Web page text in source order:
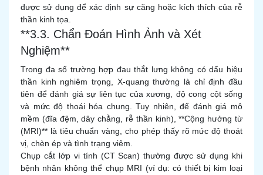
được sử dụng để xác định sự căng hoặc kích thích của rễ
thần kinh tọa.
**3.3. Chẩn Đoán Hình Ảnh và Xét
Nghiệm**
Trong đa số trường hợp đau thắt lưng không có dấu hiệu
thần kinh nghiêm trọng, X-quang thường là chỉ định đầu
tiên để đánh giá sự liên tục của xương, độ cong cột sống
và mức độ thoái hóa chung. Tuy nhiên, để đánh giá mô
mềm (đĩa đệm, dây chằng, rễ thần kinh), **Cộng hưởng từ
(MRI)** là tiêu chuẩn vàng, cho phép thấy rõ mức độ thoát
vị, chèn ép và tình trạng viêm.
Chụp cắt lớp vi tính (CT Scan) thường được sử dụng khi
bệnh nhân không thể chụp MRI (ví dụ: có thiết bị kim loại